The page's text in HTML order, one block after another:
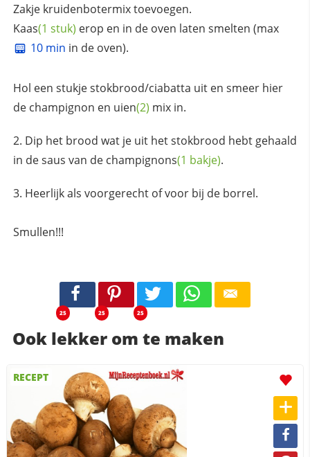
Zakje kruidenbotermix toevoegen.
Kaas(1 stuk) erop en in de oven laten smelten (max
10 min in de oven).
Hol een stukje stokbrood/ciabatta uit en smeer hier
de champignon en uien(2) mix in.
Dip het brood wat je uit het stokbrood hebt gehaald
in de saus van de champignons(1 bakje).
Heerlijk als voorgerecht of voor bij de borrel.
Smullen!!!
25 25 25
Ook lekker om te maken
RECEPT